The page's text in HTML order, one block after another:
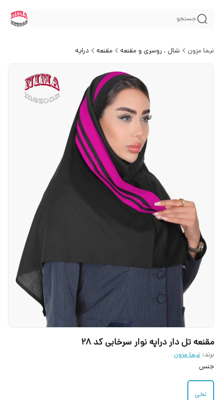
جستجو
نیما مزون شال , روسری و مقنعه مقنعه دراپه
مقنعه تل دار دراپه نوار سرخابی کد 28
برند: نیما مزون
جنس
نخی